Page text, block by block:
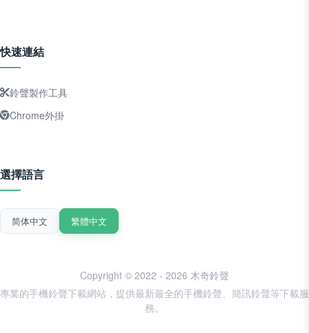
快速連結
鈴聲製作工具
Chrome外掛
選擇語言
简体中文 繁體中文
Copyright © 2022 - 2026 木奇鈴聲
專業的手機鈴聲下載網站，提供最新最全的手機鈴聲、簡訊鈴聲等下載服
務。